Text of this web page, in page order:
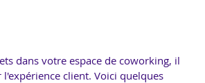
dans votre espace de coworking, il
client. Voici quelques